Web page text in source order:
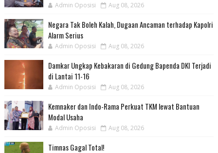
Admin Oposisi Aug 08, 2026
Negara Tak Boleh Kalah, Dugaan Ancaman terhadap Kapolri
Alarm Serius
Admin Oposisi Aug 08, 2026
Damkar Ungkap Kebakaran di Gedung Bapenda DKI Terjadi
di Lantai 11-16
Admin Oposisi Aug 08, 2026
Kemnaker dan Indo-Rama Perkuat TKM lewat Bantuan
Modal Usaha
Admin Oposisi Aug 08, 2026
Timnas Gagal Total!